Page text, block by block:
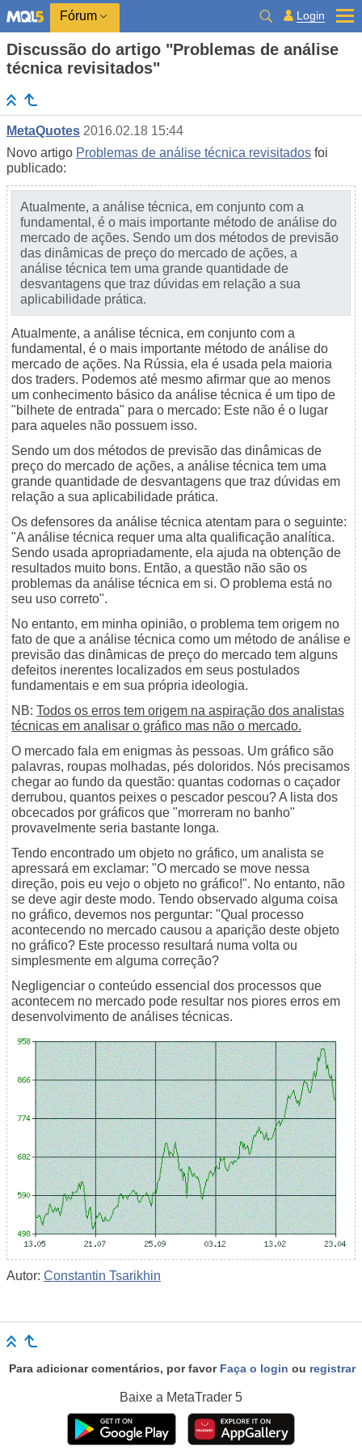
Fórum Login
Discussão do artigo "Problemas de análise
técnica revisitados"
MetaQuotes 2016.02.18 15:44
Novo artigo Problemas de análise técnica revisitados foi
publicado:
Atualmente, a análise técnica, em conjunto com a
fundamental, é o mais importante método de análise do
mercado de ações. Sendo um dos métodos de previsão
das dinâmicas de preço do mercado de ações, a
análise técnica tem uma grande quantidade de
desvantagens que traz dúvidas em relação a sua
aplicabilidade prática.
Atualmente, a análise técnica, em conjunto com a
fundamental, é o mais importante método de análise do
mercado de ações. Na Rússia, ela é usada pela maioria
dos traders. Podemos até mesmo afirmar que ao menos
um conhecimento básico da análise técnica é um tipo de
"bilhete de entrada" para o mercado: Este não é o lugar
para aqueles não possuem isso.
Sendo um dos métodos de previsão das dinâmicas de
preço do mercado de ações, a análise técnica tem uma
grande quantidade de desvantagens que traz dúvidas em
relação a sua aplicabilidade prática.
Os defensores da análise técnica atentam para o seguinte:
"A análise técnica requer uma alta qualificação analítica.
Sendo usada apropriadamente, ela ajuda na obtenção de
resultados muito bons. Então, a questão não são os
problemas da análise técnica em si. O problema está no
seu uso correto".
No entanto, em minha opinião, o problema tem origem no
fato de que a análise técnica como um método de análise e
previsão das dinâmicas de preço do mercado tem alguns
defeitos inerentes localizados em seus postulados
fundamentais e em sua própria ideologia.
NB: Todos os erros tem origem na aspiração dos analistas
técnicas em analisar o gráfico mas não o mercado.
O mercado fala em enigmas às pessoas. Um gráfico são
palavras, roupas molhadas, pés doloridos. Nós precisamos
chegar ao fundo da questão: quantas codornas o caçador
derrubou, quantos peixes o pescador pescou? A lista dos
obcecados por gráficos que "morreram no banho"
provavelmente seria bastante longa.
Tendo encontrado um objeto no gráfico, um analista se
apressará em exclamar: "O mercado se move nessa
direção, pois eu vejo o objeto no gráfico!". No entanto, não
se deve agir deste modo. Tendo observado alguma coisa
no gráfico, devemos nos perguntar: "Qual processo
acontecendo no mercado causou a aparição deste objeto
no gráfico? Este processo resultará numa volta ou
simplesmente em alguma correção?
Negligenciar o conteúdo essencial dos processos que
acontecem no mercado pode resultar nos piores erros em
desenvolvimento de análises técnicas.
Autor: Constantin Tsarikhin
Para adicionar comentários, por favor Faça o login ou registrar
Baixe a MetaTrader 5